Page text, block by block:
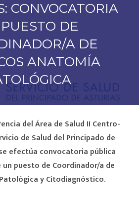
CONVOCATORIA
DE
A DE
ANATOMÍA
del Área de Salud II Centro-
de Salud del Principado de
efectúa convocatoria pública
puesto de Coordinador/a de
y Citodiagnóstico.